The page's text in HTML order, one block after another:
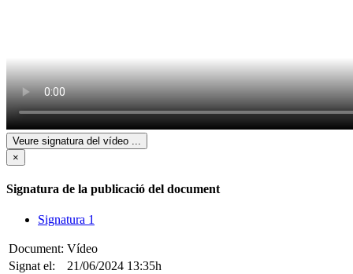
Veure signatura del vídeo
×
Signatura de la publicació del document
Signatura 1
Document: Vídeo
Signat el:
21/06/2024 13:35h